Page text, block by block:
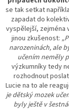
se tak setkat
zapadat do
vyspělejší, zejména
jinou zkušenost:
narozeninách, ale
učením neměly
výzkumníky tedy
rozhodnout
Lucie na to ale
je dětský mozek
byly ještě v